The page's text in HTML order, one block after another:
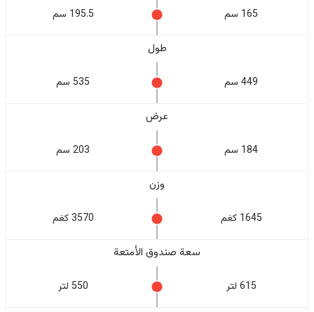
165 سم 195.5 سم
طول
449 سم 535 سم
عرض
184 سم 203 سم
وزن
1645 كغم 3570 كغم
سعة صندوق الأمتعة
615 لتر 550 لتر